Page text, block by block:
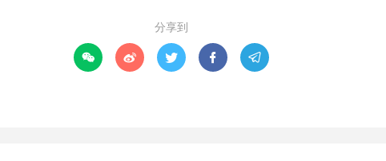
分享到
    